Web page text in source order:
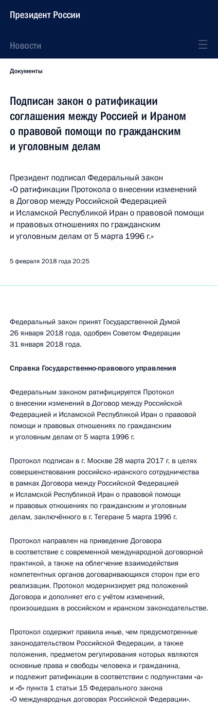
Президент России
Новости
Документы
Подписан закон о ратификации
соглашения между Россией и Ираном
о правовой помощи по гражданским
и уголовным делам
Президент подписал Федеральный закон
«О ратификации Протокола о внесении изменений
в Договор между Российской Федерацией
и Исламской Республикой Иран о правовой помощи
и правовых отношениях по гражданским
и уголовным делам от 5 марта 1996 г.»
5 февраля 2018 года20:25
Федеральный закон принят Государственной Думой
26 января 2018 года, одобрен Советом Федерации
31 января 2018 года.
Справка Государственно-правового управления
Федеральным законом ратифицируется Протокол
о внесении изменений в Договор между Российской
Федерацией и Исламской Республикой Иран о правовой
помощи и правовых отношениях по гражданским
и уголовным делам от 5 марта 1996 г.
Протокол подписан в г. Москве 28 марта 2017 г. в целях
совершенствования российско-иранского сотрудничества
в рамках Договора между Российской Федерацией
и Исламской Республикой Иран о правовой помощи
и правовых отношениях по гражданским и уголовным
делам, заключённого в г. Тегеране 5 марта 1996 г.
Протокол направлен на приведение Договора
в соответствие с современной международной договорной
практикой, а также на облегчение взаимодействия
компетентных органов договаривающихся сторон при его
реализации. Протокол модернизирует ряд положений
Договора и дополняет его с учётом изменений,
произошедших в российском и иранском законодательстве.
Протокол содержит правила иные, чем предусмотренные
законодательством Российской Федерации, а также
положения, предметом регулирования которых являются
основные права и свободы человека и гражданина,
и подлежит ратификации в соответствии с подпунктами «а»
и «б» пункта 1 статьи 15 Федерального закона
«О международных договорах Российской Федерации».